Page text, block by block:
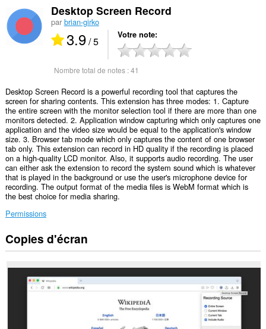
Desktop Screen Record
par brian-girko
3.9/ 5 Votre note
Nombre total de notes :41
Desktop Screen Record is a powerful recording tool that captures the
screen for sharing contents. This extension has three modes: 1. Capture
the entire screen with the monitor selection tool if there are more than one
monitors detected. 2. Application window capturing which only captures one
application and the video size would be equal to the application's window
size. 3. Browser tab mode which only captures the content of one browser
tab only. This extension can record in HD quality if the recording is placed
on a high-quality LCD monitor. Also, it supports audio recording. The user
can either ask the extension to record the system sound which is whatever
that is played in the background or use the user's microphone device for
recording. The output format of the media files is WebM format which is
the best choice for media sharing.
Permissions
Cette
extension
copier
contenu
Copies d'écran